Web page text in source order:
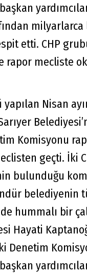
milyarlarca
etti. CHP
rapor mecliste
Nisan
Komisyonu
geçti. İki
bulunduğu
belediyenin
hummalı bir
Hayati
Denetim